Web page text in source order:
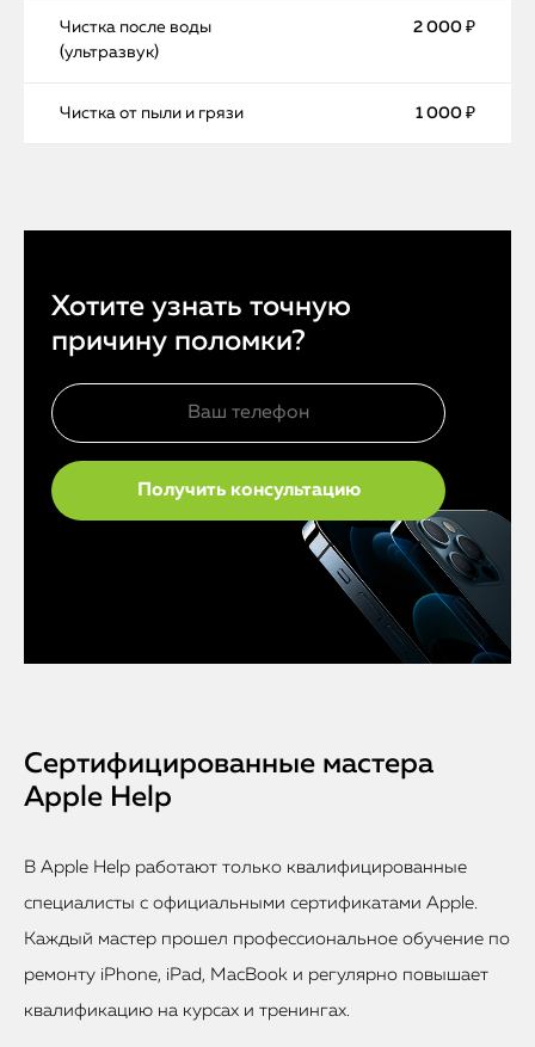
Чистка после воды
(ультразвук)
2 000 ₽
Чистка от пыли и грязи 1 000 ₽
Хотите узнать точную
причину поломки?
Сертифицированные мастера
Apple Help
В Apple Help работают только квалифицированные
специалисты с официальными сертификатами Apple.
Каждый мастер прошел профессиональное обучение по
ремонту iPhone, iPad, MacBook и регулярно повышает
квалификацию на курсах и тренингах.